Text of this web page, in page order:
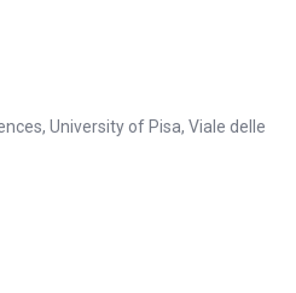
University of Pisa, Viale delle